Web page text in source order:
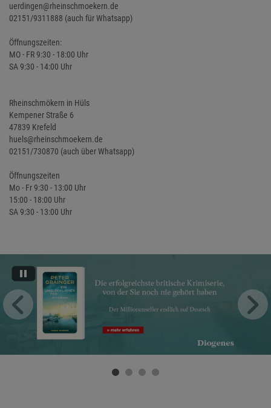
uerdingen@rheinschmoekern.de
02151/9311888 (auch für Whatsapp)
Öffnungszeiten:
MO - FR 9:30 - 18:00 Uhr
SA 9:30 - 14:00 Uhr
Rheinschmökern in Hüls
Kempener Straße 6
47839 Krefeld
huels@rheinschmoekern.de
02151/730870 (auch über Whatsapp)
Öffnungszeiten
Mo - Fr 9:30 - 13:00 Uhr
15:00 - 18:00 Uhr
SA 9:30 - 13:00 Uhr